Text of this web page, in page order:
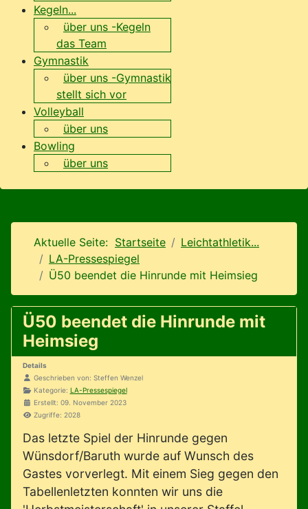
Kegeln...
über uns -Kegeln
das Team
Gymnastik
über uns -Gymnastik
stellt sich vor
Volleyball
über uns
Bowling
über uns
Aktuelle Seite: Startseite
Leichtathletik...
LA-Pressespiegel
Ü50 beendet die Hinrunde mit Heimsieg
Ü50 beendet die Hinrunde mit
Heimsieg
Details
Geschrieben von: Steffen Wenzel
Kategorie: LA-Pressespiegel
Erstellt: 09. November 2023
Zugriffe: 2028
Das letzte Spiel der Hinrunde gegen
Wünsdorf/Baruth wurde auf Wunsch des
Gastes vorverlegt. Mit einem Sieg gegen den
Tabellenletzten konnten wir uns die